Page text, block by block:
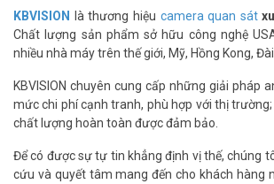
KBVISION là thương hiệu camera quan sát
Chất lượng sản phẩm sở hữu công nghệ
nhiều nhà máy trên thế giới, Mỹ, Hồng Kong,
KBVISION chuyên cung cấp những giải pháp
mức chi phí cạnh tranh, phù hợp với thị
chất lượng hoàn toàn được đảm bảo.
Để có được sự tự tin khẳng định vị thế, chúng
cứu và quyết tâm mang đến cho khách hàng